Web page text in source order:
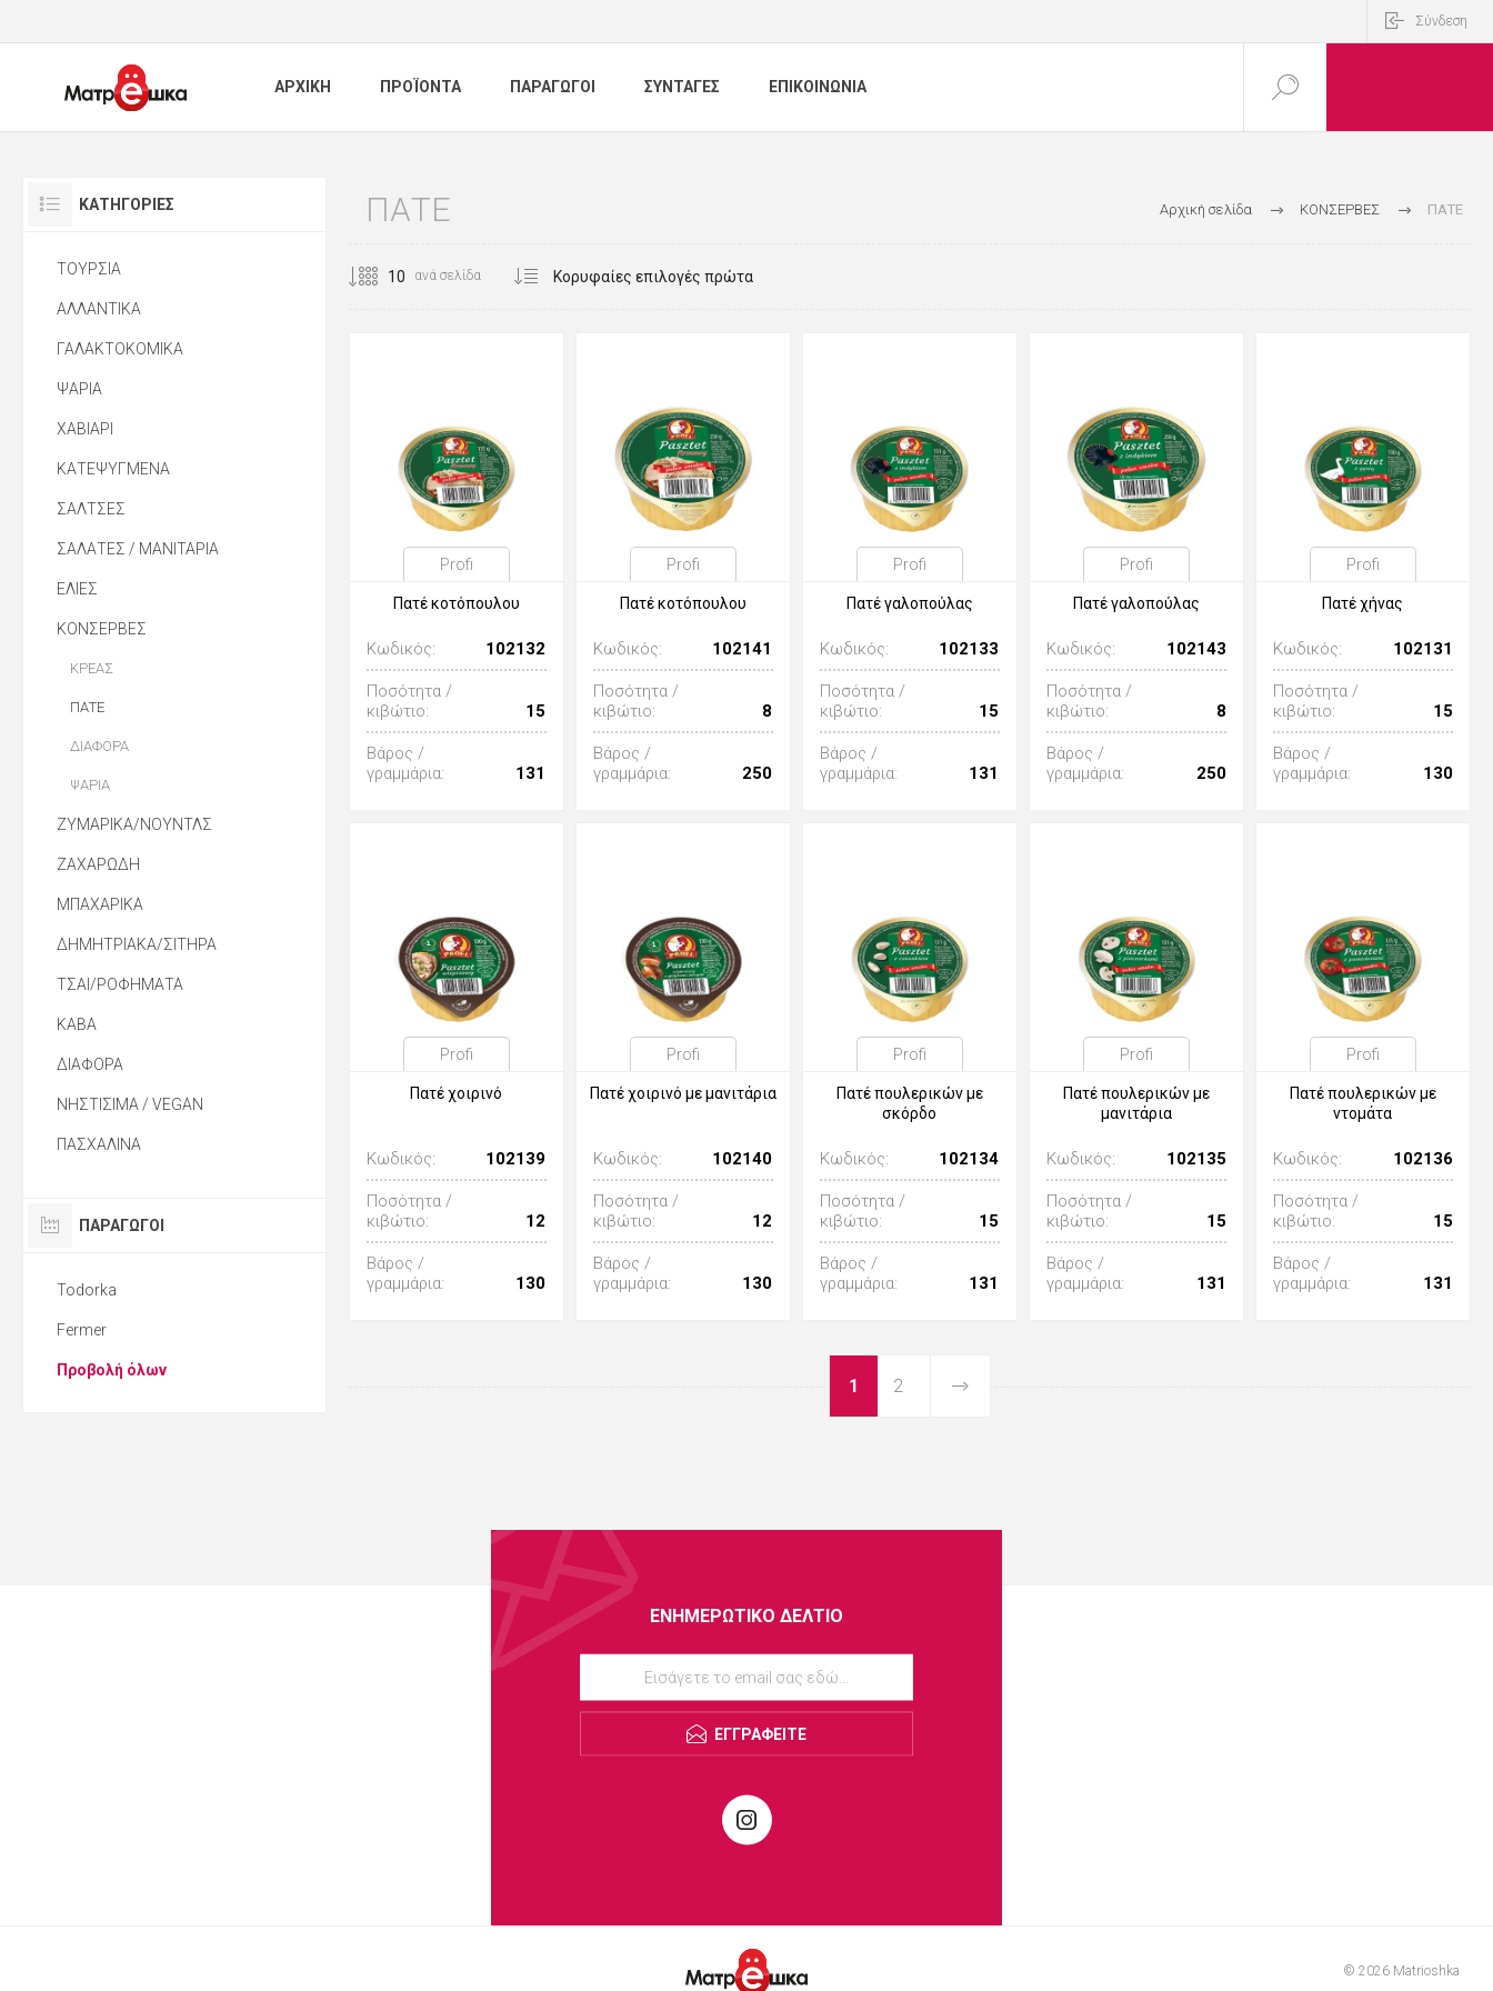
Σύνδεση
ΑΡΧΙΚΗ ΠΡΟΪΟΝΤΑ ΠΑΡΑΓΩΓΟΙ ΣΥΝΤΑΓΕΣ ΕΠΙΚΟΙΝΩΝΙΑ
Αρχική σελίδα ΚΟΝΣΕΡΒΕΣ ΠΑΤΕ
ΠΑΤΕ
ανά σελίδα
Profi
Πατέ κοτόπουλου
Κωδικός: 102132
Ποσότητα /
κιβώτιο:
15
Βάρος /
γραμμάρια:
131
Profi
Πατέ κοτόπουλου
Κωδικός: 102141
Ποσότητα /
κιβώτιο:
8
Βάρος /
γραμμάρια:
250
Profi
Πατέ γαλοπούλας
Κωδικός: 102133
Ποσότητα /
κιβώτιο:
15
Βάρος /
γραμμάρια:
131
Profi
Πατέ γαλοπούλας
Κωδικός: 102143
Ποσότητα /
κιβώτιο:
8
Βάρος /
γραμμάρια:
250
Profi
Πατέ χήνας
Κωδικός: 102131
Ποσότητα /
κιβώτιο:
15
Βάρος /
γραμμάρια:
130
Profi
Πατέ χοιρινό
Κωδικός: 102139
Ποσότητα /
κιβώτιο:
12
Βάρος /
γραμμάρια:
130
Profi
Πατέ χοιρινό με μανιτάρια
Κωδικός: 102140
Ποσότητα /
κιβώτιο:
12
Βάρος /
γραμμάρια:
130
Profi
Πατέ πουλερικών με
σκόρδο
Κωδικός: 102134
Ποσότητα /
κιβώτιο:
15
Βάρος /
γραμμάρια:
131
Profi
Πατέ πουλερικών με
μανιτάρια
Κωδικός: 102135
Ποσότητα /
κιβώτιο:
15
Βάρος /
γραμμάρια:
131
Profi
Πατέ πουλερικών με
ντομάτα
Κωδικός: 102136
Ποσότητα /
κιβώτιο:
15
Βάρος /
γραμμάρια:
131
1 2
ΚΑΤΗΓΟΡΊΕΣ
ΤΟΥΡΣΙΑ
ΑΛΛΑΝΤΙΚΑ
ΓΑΛΑΚΤΟΚΟΜΙΚΑ
ΨΑΡΙΑ
ΧΑΒΙΑΡΙ
ΚΑΤΕΨΥΓΜΕΝΑ
ΣΑΛΤΣΕΣ
ΣΑΛΑΤΕΣ / ΜΑΝΙΤΑΡΙΑ
ΕΛΙΕΣ
ΚΟΝΣΕΡΒΕΣ
ΚΡΕΑΣ
ΠΑΤΕ
ΔΙΑΦΟΡΑ
ΨΑΡΙΑ
ΖΥΜΑΡΙΚΑ/ΝΟΥΝΤΛΣ
ΖΑΧΑΡΩΔΗ
ΜΠΑΧΑΡΙΚΑ
ΔΗΜΗΤΡΙΑΚΑ/ΣΙΤΗΡΑ
ΤΣΑΙ/ΡΟΦΗΜΑΤΑ
ΚΑΒΑ
ΔΙΑΦΟΡΑ
ΝΗΣΤΙΣΙΜΑ / VEGAN
ΠΑΣΧΑΛΙΝΑ
ΠΑΡΑΓΩΓΟΙ
Todorka
Fermer
Προβολή όλων
ΕΝΗΜΕΡΩΤΙΚΌ ΔΕΛΤΊΟ
ΕΓΓΡΑΦΕΊΤΕ
© 2026 Matrioshka